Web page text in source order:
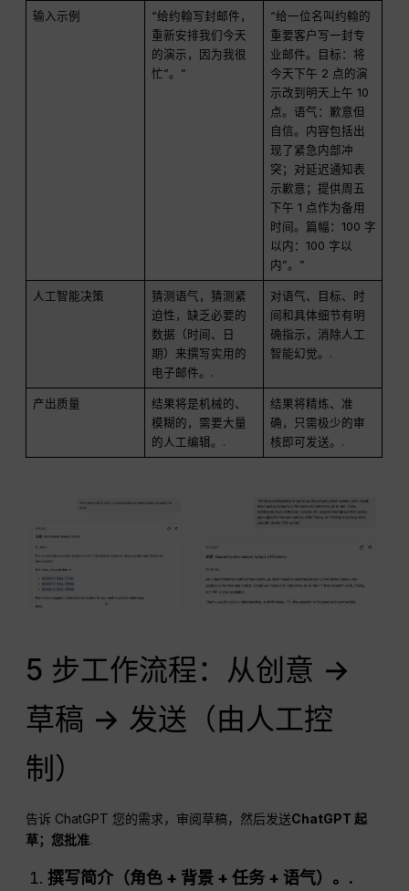
输入示例
“给约翰写封邮件，
重新安排我们今天
的演示，因为我很
忙”。”
“给一位名叫约翰的
重要客户写一封专
业邮件。目标：将
今天下午 2 点的演
示改到明天上午 10
点。语气：歉意但
自信。内容包括出
现了紧急内部冲
突；对延迟通知表
示歉意；提供周五
下午 1 点作为备用
时间。篇幅：100 字
以内：100 字以
内”。”
人工智能决策
猜测语气，猜测紧
迫性，缺乏必要的
数据（时间、日
期）来撰写实用的
电子邮件。.
对语气、目标、时
间和具体细节有明
确指示，消除人工
智能幻觉。.
产出质量
结果将是机械的、
模糊的，需要大量
的人工编辑。.
结果将精炼、准
确，只需极少的审
核即可发送。.
5 步工作流程：从创意 →
草稿 → 发送（由人工控
制）
告诉 ChatGPT 您的需求，审阅草稿，然后发送ChatGPT 起
草；您批准.
撰写简介（角色 + 背景 + 任务 + 语气）。.